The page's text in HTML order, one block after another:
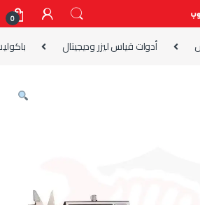
0
أدوات قياس ليزر وديجيتال